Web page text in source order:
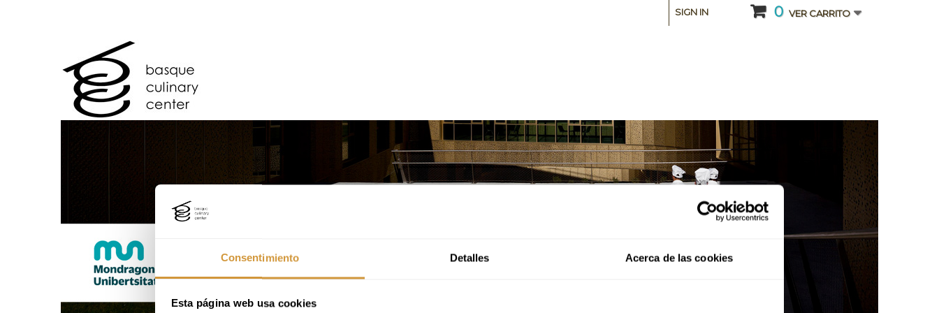
Consentimiento Detalles Acerca de las cookies
Esta página web usa cookies
0 VER CARRITO
SIGN IN